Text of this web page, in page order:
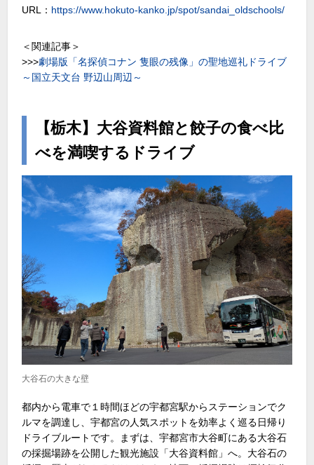
URL： https://www.hokuto-kanko.jp/spot/sandai_oldschools/
＜関連記事＞
>>>劇場版「名探偵コナン 隻眼の残像」の聖地巡礼ドライブ
～国立天文台 野辺山周辺～
【栃木】大谷資料館と餃子の食べ比
べを満喫するドライブ
大谷石の大きな壁
都内から電車で１時間ほどの宇都宮駅からステーションでク
ルマを調達し、宇都宮の人気スポットを効率よく巡る日帰り
ドライブルートです。まずは、宇都宮市大谷町にある大谷石
の採掘場跡を公開した観光施設「大谷資料館」へ。大谷石の